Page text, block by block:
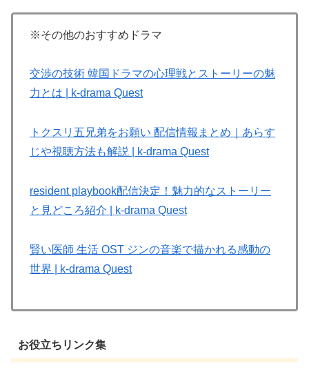
※その他のおすすめドラマ
交渉の技術 韓国ドラマの心理戦とストーリーの魅
力とは | k-drama Quest
トクスリ五兄弟をお願い 配信情報まとめ｜あらす
じや視聴方法も解説 | k-drama Quest
resident playbook配信決定！魅力的なストーリー
と見どころ紹介 | k-drama Quest
賢い医師 生活 OST ジンの音楽で描かれる感動の
世界 | k-drama Quest
お役立ちリンク集